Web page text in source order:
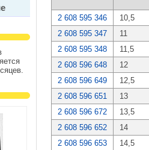
2 608 595 346
10,5
2 608 595 347
11
2 608 595 348
11,5
2 608 596 648
12
2 608 596 649
12,5
2 608 596 651
13
2 608 596 672
13,5
2 608 596 652
14
2 608 596 653
14,5